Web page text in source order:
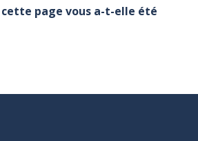
page vous a-t-elle été